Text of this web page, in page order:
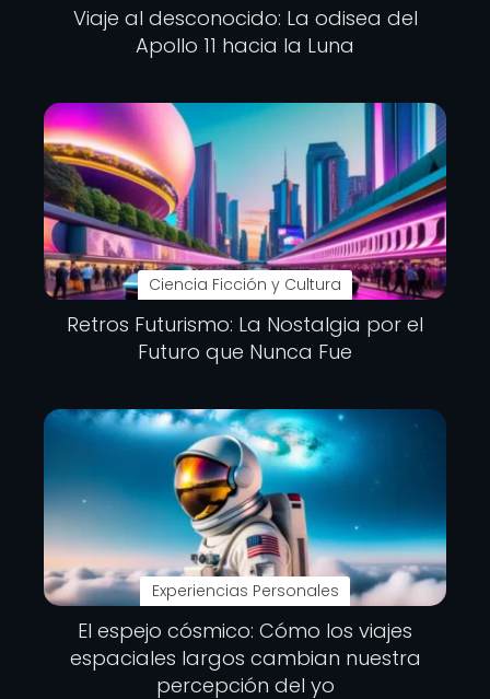
Viaje al desconocido: La odisea del
Apollo 11 hacia la Luna
Ciencia Ficción y Cultura
Retros Futurismo: La Nostalgia por el
Futuro que Nunca Fue
Experiencias Personales
El espejo cósmico: Cómo los viajes
espaciales largos cambian nuestra
percepción del yo